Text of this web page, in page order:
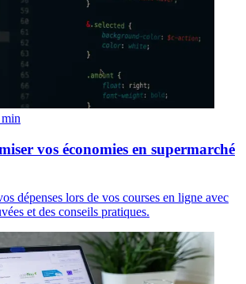
min
vos économies en supermarché
dépenses lors de vos courses en ligne avec
et des conseils pratiques.